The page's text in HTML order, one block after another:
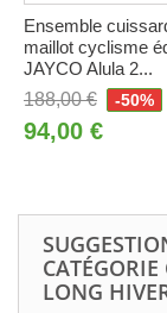
Ensemble
maillot cyclisme
JAYCO Alula 2...
188,00 €
-50%
94,00 €
LONG